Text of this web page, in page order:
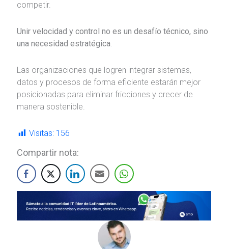
competir.
Unir velocidad y control no es un desafío técnico, sino
una necesidad estratégica.
Las organizaciones que logren integrar sistemas,
datos y procesos de forma eficiente estarán mejor
posicionadas para eliminar fricciones y crecer de
manera sostenible.
Visitas: 156
Compartir nota: